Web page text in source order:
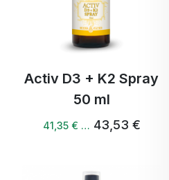
Activ D3 + K2 Spray
50 ml
41,35 € … 43,53 €